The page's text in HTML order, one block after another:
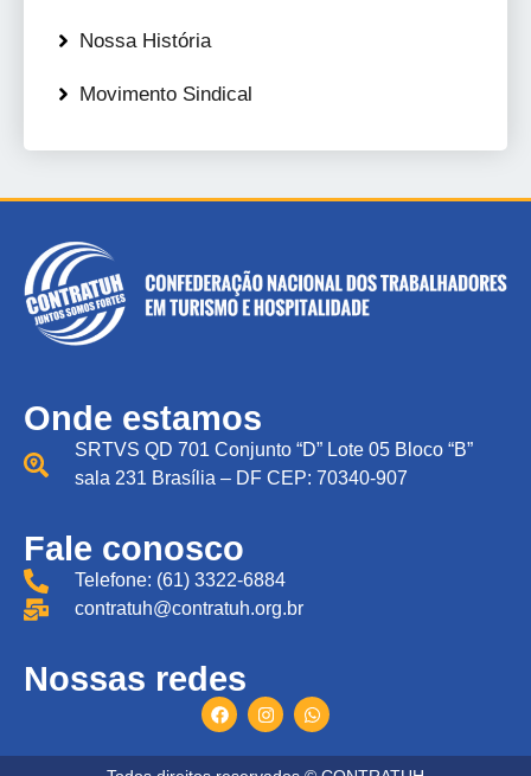
Nossa História
Movimento Sindical
Onde estamos
SRTVS QD 701 Conjunto “D” Lote 05 Bloco “B”
sala 231 Brasília – DF CEP: 70340-907
Fale conosco
Telefone: (61) 3322-6884
contratuh@contratuh.org.br
Nossas redes